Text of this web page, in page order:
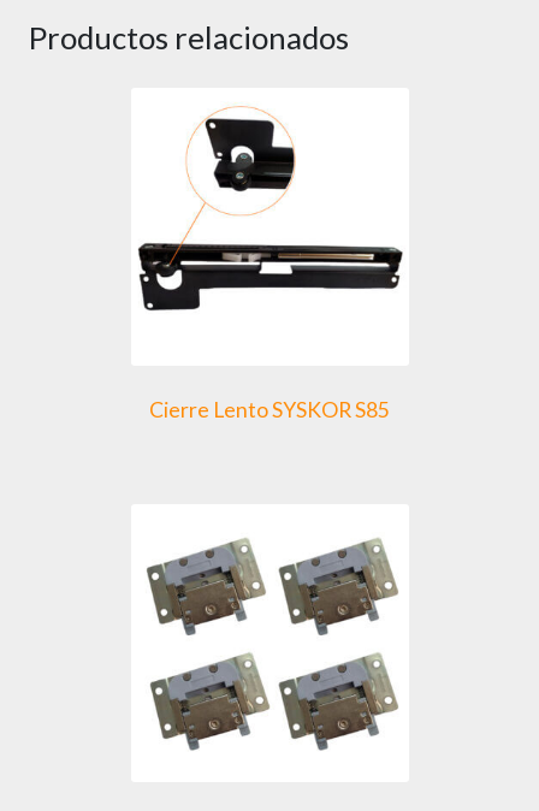
Productos relacionados
Cierre Lento SYSKOR S85